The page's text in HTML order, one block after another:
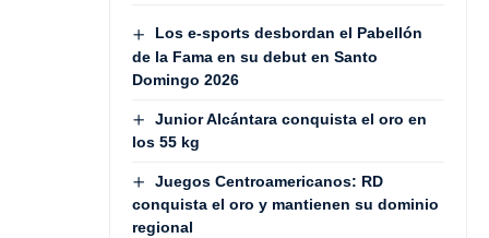
Los e-sports desbordan el Pabellón
de la Fama en su debut en Santo
Domingo 2026
Junior Alcántara conquista el oro en
los 55 kg
Juegos Centroamericanos: RD
conquista el oro y mantienen su dominio
regional